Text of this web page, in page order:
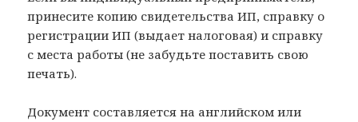
принесите копию свидетельства ИП, справку о
регистрации ИП (выдает налоговая) и справку
с места работы (не забудьте поставить свою
печать).
Документ составляется на английском или